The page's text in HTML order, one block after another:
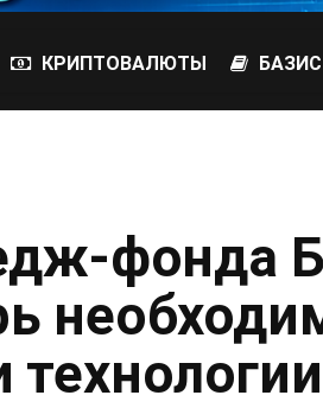
КРИПТОВАЛЮТЫ БАЗИС
фонда